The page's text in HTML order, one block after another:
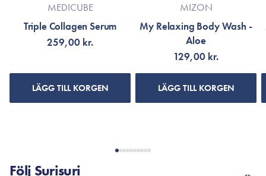
MEDICUBE
Triple Collagen Serum
259,00 kr.
LÄGG TILL KORGEN
MIZON
My Relaxing Body Wash -
Aloe
129,00 kr.
LÄGG TILL KORGEN
Följ Surisuri